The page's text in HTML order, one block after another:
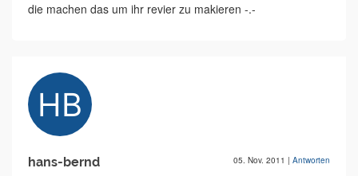
die machen das um ihr revier zu makieren -.-
hans-bernd 05. Nov. 2011 | Antworten